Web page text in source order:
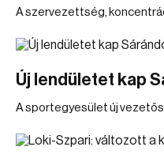
A szervezettség,
Új lendületet kap
A sportegyesület új